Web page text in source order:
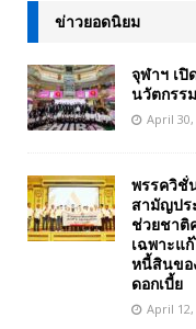
ข่าวยอดนิยม
จุฬาฯ เปิ
นวัตกรร
April 30,
พรรควิชั่
สามัญปร
ช่วยชาติ
เฉพาะแ
หนี้สินขอ
ดอกเบี้ย
April 12,